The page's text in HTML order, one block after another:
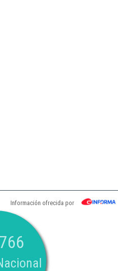
Información ofrecida por